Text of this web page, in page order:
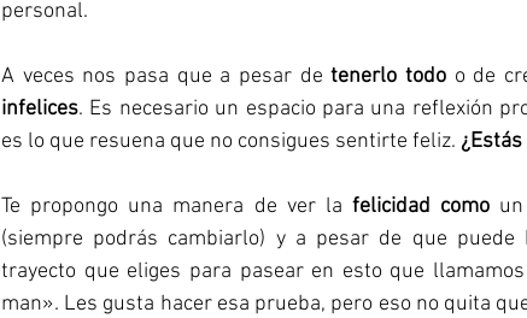
personal.
A veces nos pasa que a pesar de tenerlo todo
infelices. Es necesario un espacio para una reflexión
es lo que resuena que no consigues sentirte feliz.
Te propongo una manera de ver la felicidad como un
(siempre podrás cambiarlo) y a pesar de que
trayecto que eliges para pasear en esto que
man». Les gusta hacer esa prueba, pero eso no quita